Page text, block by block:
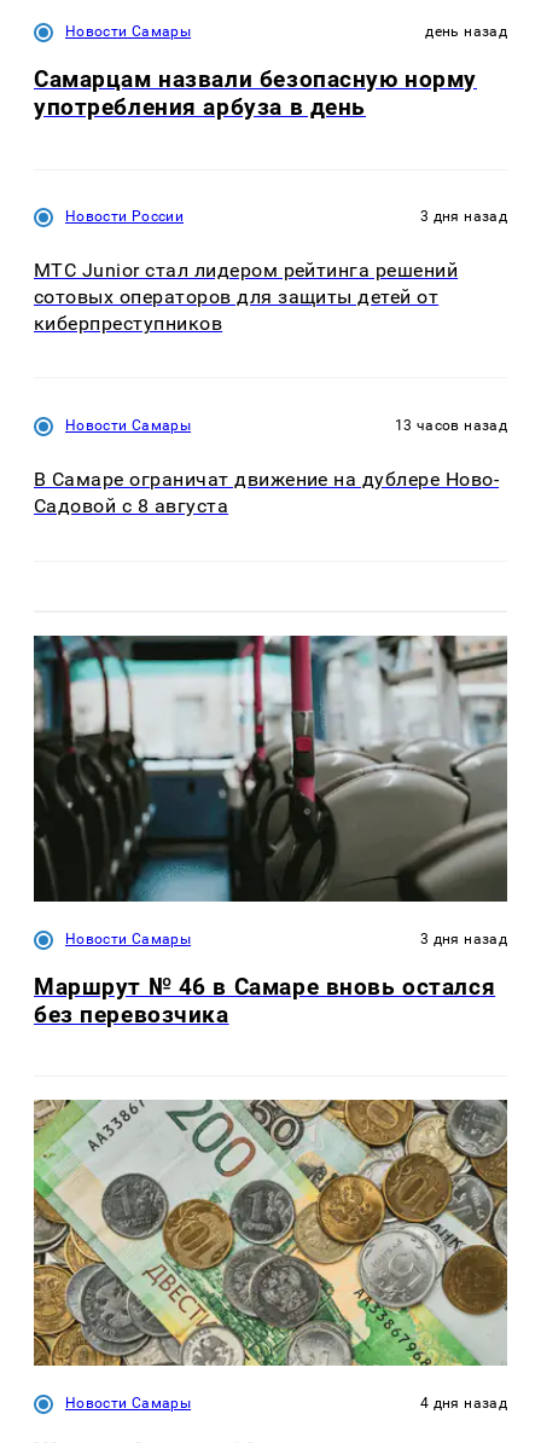
Новости Самары день назад
Самарцам назвали безопасную норму
употребления арбуза в день
Новости России 3 дня назад
МТС Junior стал лидером рейтинга решений
сотовых операторов для защиты детей от
киберпреступников
Новости Самары 13 часов назад
В Самаре ограничат движение на дублере Ново-
Садовой с 8 августа
Новости Самары 3 дня назад
Маршрут № 46 в Самаре вновь остался
без перевозчика
Новости Самары 4 дня назад